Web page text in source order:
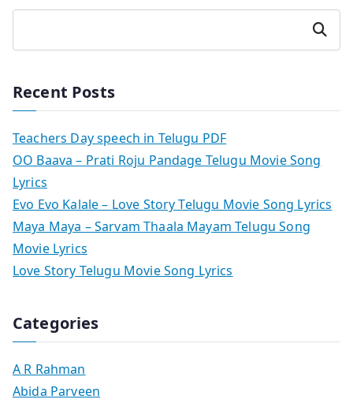
Search
Recent Posts
Teachers Day speech in Telugu PDF
OO Baava – Prati Roju Pandage Telugu Movie Song
Lyrics
Evo Evo Kalale – Love Story Telugu Movie Song Lyrics
Maya Maya – Sarvam Thaala Mayam Telugu Song
Movie Lyrics
Love Story Telugu Movie Song Lyrics
Categories
A R Rahman
Abida Parveen